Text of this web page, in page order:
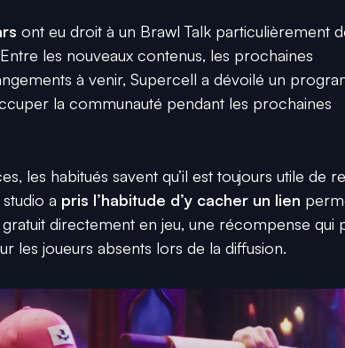
ont eu droit à un Brawl Talk particulièrement
les nouveaux contenus, les prochaines
à venir, Supercell a dévoilé un
la communauté pendant les prochaines
les habitués savent qu’il est toujours utile de
studio a pris l’habitude d’y cacher un lien
directement en jeu, une récompense qui
les joueurs absents lors de la diffusion.